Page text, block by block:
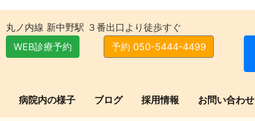
丸ノ内線 新中野駅 ３番出口より徒歩すぐ
WEB診療予約
予約 050-5444-4499
病院内の様子 ブログ 採用情報 お問い合わせ